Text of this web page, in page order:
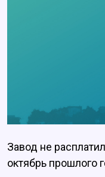
Завод не
октябрь прошлого